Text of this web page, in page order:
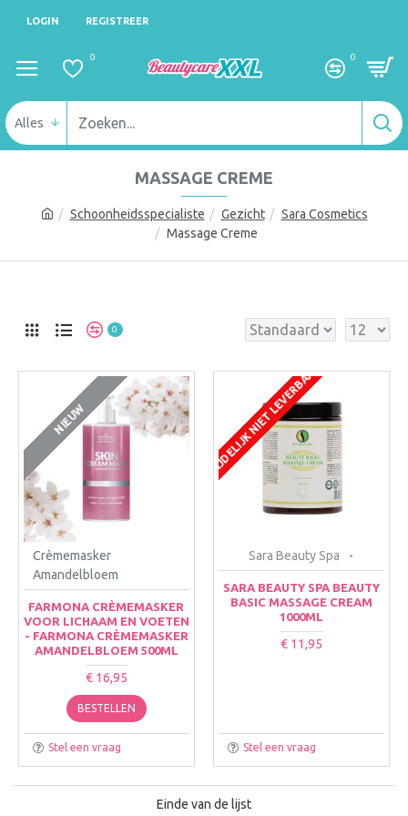
LOGIN REGISTREER
0 0
Alles
Schoonheidsspecialiste Gezicht
Sara Cosmetics
Massage Creme
MASSAGE CREME
0
NIEUW
Crèmemasker
Amandelbloem
FARMONA CRÈMEMASKER
VOOR LICHAAM EN VOETEN
- FARMONA CRÈMEMASKER
AMANDELBLOEM 500ML
€ 16,95
BESTELLEN
Stel een vraag
TIJDELIJK NIET LEVERBAAR
Sara Beauty Spa -
SARA BEAUTY SPA BEAUTY
BASIC MASSAGE CREAM
1000ML
€ 11,95
Stel een vraag
Einde van de lijst